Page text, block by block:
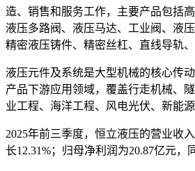
造、销售和服务工作，主要产品包括
液压多路阀、液压马达、工业阀、液
精密液压铸件、精密丝杠、直线导轨、
液压元件及系统是大型机械的核心传
产品下游应用领域，覆盖行走机械、
业工程、海洋工程、风电光伏、新能源
2025年前三季度，恒立液压的营业收
长12.31%；归母净利润为20.87亿元，